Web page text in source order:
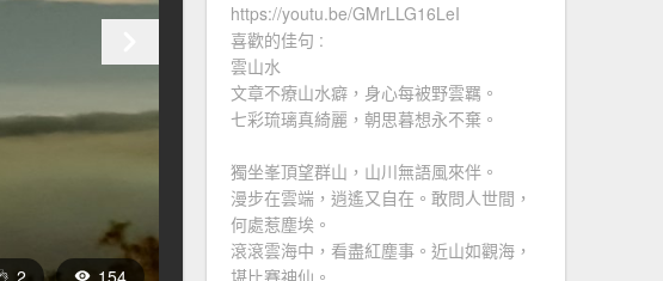
2 154
https://youtu.be/GMrLLG16LeI
喜歡的佳句 :
雲山水
文章不療山水癖，身心每被野雲羈。
七彩琉璃真綺麗，朝思暮想永不棄。
獨坐峯頂望群山，山川無語風來伴。
漫步在雲端，逍遙又自在。敢問人世間，
何處惹塵埃。
滾滾雲海中，看盡紅塵事。近山如觀海，
堪比賽神仙。